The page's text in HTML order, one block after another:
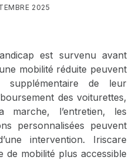
2025
est survenu avant
mobilité réduite peuvent
de leur
des voiturettes,
l’entretien, les
personnalisées peuvent
intervention. Iriscare
mobilité plus accessible